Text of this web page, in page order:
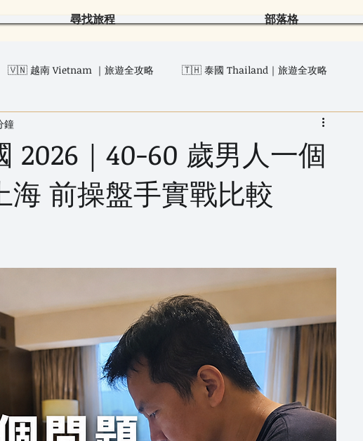
尋找旅程 部落格
🇻🇳 越南 Vietnam ｜旅遊全攻略 🇹🇭 泰國 Thailand｜旅遊全攻略
2026｜40-60 歲男人一個
海 前操盤手實戰比較
鐘